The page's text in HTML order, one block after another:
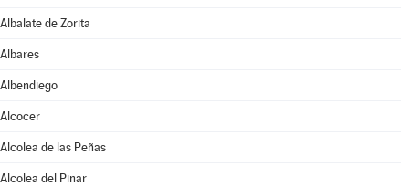
Albalate de Zorita
Albares
Albendiego
Alcocer
Alcolea de las Peñas
Alcolea del Pinar